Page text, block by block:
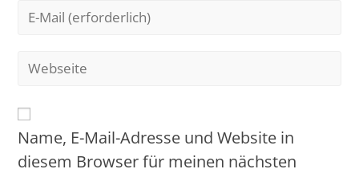
Name, E-Mail-Adresse und Website in
diesem Browser für meinen nächsten